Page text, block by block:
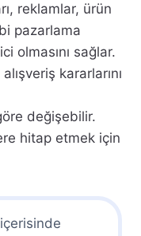
reklamlar, ürün
pazarlama
olmasını sağlar.
kararlarını
değişebilir.
hitap etmek için
içerisinde